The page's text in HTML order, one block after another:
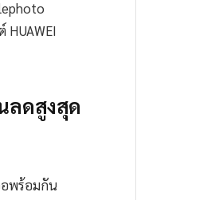
HUAWEI
ลดสูงสุด
อพร้อมกัน